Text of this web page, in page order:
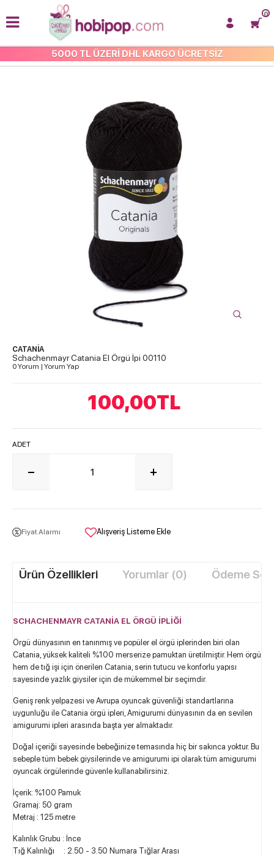
5000 TL ÜZERİ DHL KARGO ÜCRETSİZ
0
CATANİA ÖRGÜ İPİ
CATANİA
Schachenmayr Catania El Örgü İpi 00110
0 Yorum | Yorum Yap
100,00TL
ADET
Fiyat Alarmı Alışveriş Listeme Ekle
Ürün Özellikleri Yorumlar (0) Ödeme
SCHACHENMAYR CATANİA EL ÖRGÜ İPLİĞİ
Örgü dünyasının en tanınmış ve popüler el örgü iplerinden biri olan
Catania, yüksek kaliteli %100 merserize pamuktan üretilmiştir. Hem örgü
hem de tığ işi için önerilen Catania, serin tutucu ve konforlu yapısı
sayesinde yazlık giysiler için de mükemmel bir seçimdir.
Geniş renk yelpazesi ve Avrupa oyuncak güvenliği standartlarına
uygunluğu ile Catania örgü ipleri, Amigurumi dünyasının da en sevilen
amigurumi ipleri arasında başta yer almaktadır.
Doğal içeriği sayesinde bebeğinize temasında hiç bir sakınca yoktur. Bu
sebeple tüm bebek giysilerinde ve amigurumi ipi olarak tüm amigurumi
oyuncak örgülerinde güvenle kullanabilirsiniz.
İçerik: %100 Pamuk
Gramaj: 50 gram
Metraj : 125 metre
Kalınlık Grubu : İnce
Tığ Kalınlığı : 2.50 - 3.50 Numara Tığlar Arası